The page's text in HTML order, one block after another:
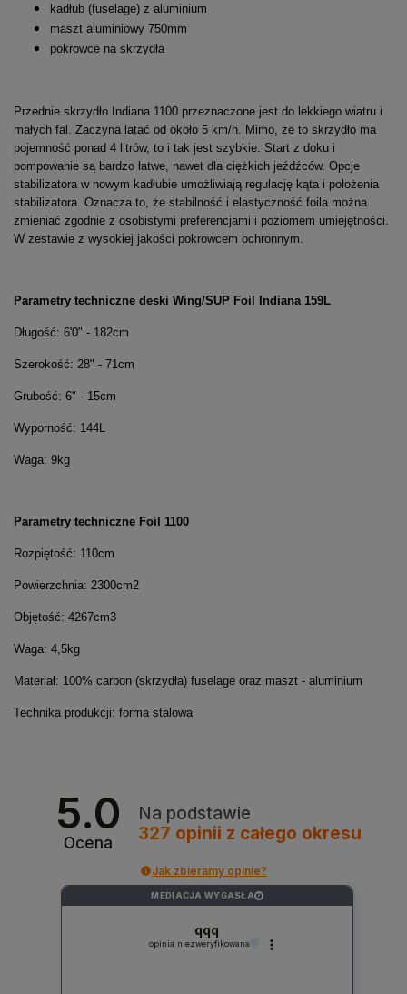
kadłub (fuselage) z aluminium
maszt aluminiowy 750mm
pokrowce na skrzydła
Przednie skrzydło Indiana 1100 przeznaczone jest do lekkiego wiatru i
małych fal. Zaczyna latać od około 5 km/h. Mimo, że to skrzydło ma
pojemność ponad 4 litrów, to i tak jest szybkie. Start z doku i
pompowanie są bardzo łatwe, nawet dla ciężkich jeźdźców. Opcje
stabilizatora w nowym kadłubie umożliwiają regulację kąta i położenia
stabilizatora. Oznacza to, że stabilność i elastyczność foila można
zmieniać zgodnie z osobistymi preferencjami i poziomem umiejętności.
W zestawie z wysokiej jakości pokrowcem ochronnym.
Parametry techniczne deski Wing/SUP Foil Indiana 159L
Długość: 6'0" - 182cm
Szerokość: 28" - 71cm
Grubość: 6" - 15cm
Wyporność: 144L
Waga: 9kg
Parametry techniczne Foil 1100
Rozpiętość: 110cm
Powierzchnia: 2300cm2
Objętość: 4267cm3
Waga: 4,5kg
Materiał: 100% carbon (skrzydła) fuselage oraz maszt - aluminium
Technika produkcji: forma stalowa
5.0
Ocena
Na podstawie
327 opinii z całego okresu
Jak zbieramy opinie?
MEDIACJA WYGASŁA ?
qqq
opinia niezweryfikowana